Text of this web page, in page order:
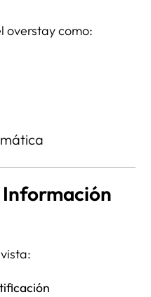
overstay como:
Información